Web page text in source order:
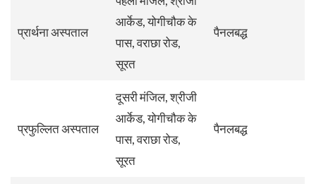
प्रार्थना अस्पताल
आर्केड, योगीचौक के
पास, वराछा रोड,
सूरत
पैनलबद्ध
प्रफुल्लित अस्पताल
दूसरी मंजिल, श्रीजी
आर्केड, योगीचौक के
पास, वराछा रोड,
सूरत
पैनलबद्ध